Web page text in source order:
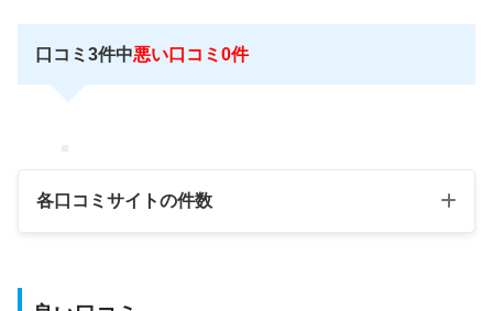
口コミ3件中悪い口コミ0件
各口コミサイトの件数